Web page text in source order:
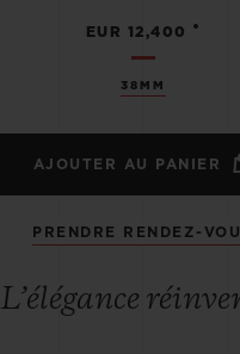
38MM
EUR 12,400 •
AJOUTER AU PANIER
PRENDRE RENDEZ-
L’élégance